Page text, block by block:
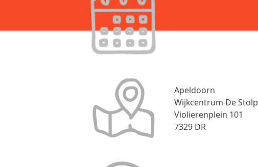
Apeldoorn
Wijkcentrum De Stolp
Violierenplein 101
7329 DR